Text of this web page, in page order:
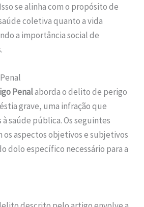
se alinha com o propósito de
coletiva quanto a vida
a importância social de
Penalaborda o delito de perigo
grave, uma infração que
saúde pública. Os seguintes
os aspectos objetivos e subjetivos
dolo específico necessário para a